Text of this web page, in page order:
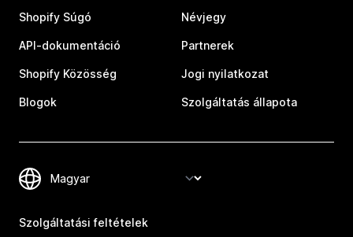
Shopify Súgó
API-dokumentáció
Shopify Közösség
Blogok
Névjegy
Partnerek
Jogi nyilatkozat
Szolgáltatás állapota
Szolgáltatási feltételek